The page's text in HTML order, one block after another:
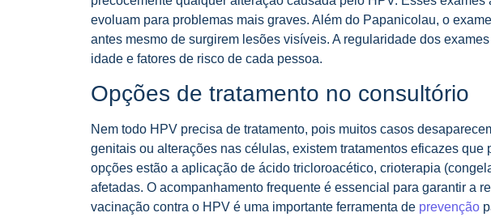
evoluam para problemas mais graves. Além do Papanicolau, o
antes mesmo de surgirem lesões visíveis. A regularidade dos
idade e fatores de risco de cada pessoa.
Opções de tratamento no consultório
Nem todo HPV precisa de tratamento, pois muitos casos
genitais ou alterações nas células, existem tratamentos eficazes
opções estão a aplicação de ácido tricloroacético, crioterapia
afetadas. O acompanhamento frequente é essencial para garantir a
vacinação contra o HPV é uma importante ferramenta de prevenção